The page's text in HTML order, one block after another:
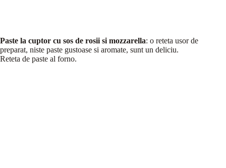
Paste la cuptor cu sos de rosii si mozzarella: o reteta usor de
preparat, niste paste gustoase si aromate, sunt un deliciu.
Reteta de paste al forno.